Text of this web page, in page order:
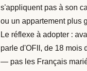
s'appliquent pas à son
ou un appartement plus
Le réflexe à adopter :
parle d'OFII, de 18 mois
— pas les Français